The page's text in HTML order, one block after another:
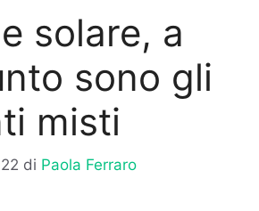
solare, a
sono gli
misti
di Paola Ferraro